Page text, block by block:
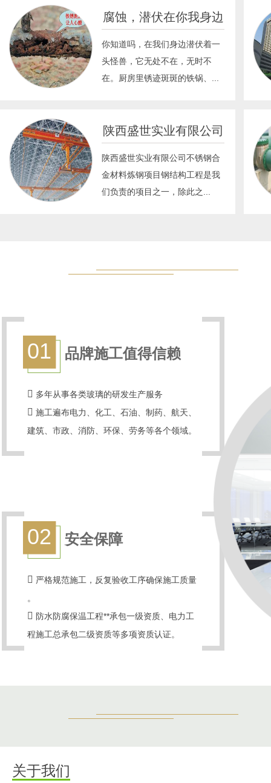
腐蚀，潜伏在你我身边
你知道吗，在我们身边潜伏着一
头怪兽，它无处不在，无时不
在。厨房里锈迹斑斑的铁锅、...
陕西盛世实业有限公司
陕西盛世实业有限公司不锈钢合
金材料炼钢项目钢结构工程是我
们负责的项目之一 ，除此之...
01 品牌施工值得信赖
多年从事各类玻璃的研发生产服务
施工遍布电力、化工、石油、制药、航天 、
建筑 、市政、消防、环保 、劳务等各个领域。
02 安全保障
严格规范施工，反复验收工序确保施工质量
。
防水防腐保温工程**承包一级资质 、电力工
程施工总承包二级资质等多项资质认证。
关于我们